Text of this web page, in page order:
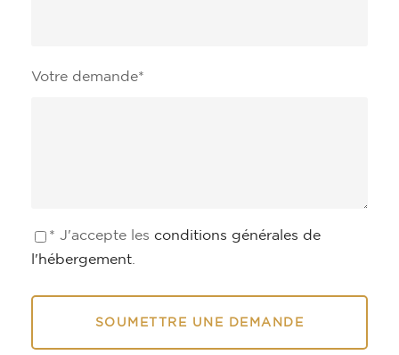
Votre demande*
* J'accepte les conditions générales de
l'hébergement